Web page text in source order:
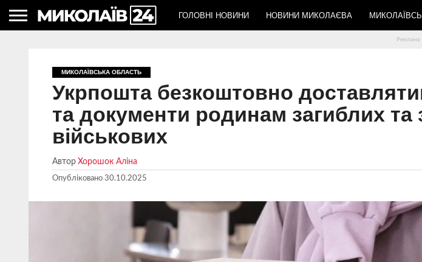
ГОЛОВНІ НОВИНИ НОВИНИ МИКОЛАЄВА
МИКОЛАЇВСЬКА ОБЛАСТЬ
Укрпошта безкоштовно
та документи родинам загиблих та
військових
Автор Хорошок Аліна
Опубліковано 30.10.2025